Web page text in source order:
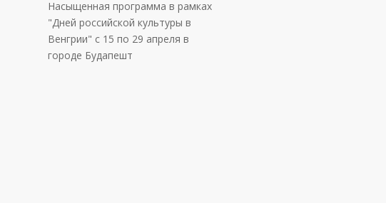
Насыщенная программа в рамках
"Дней российской культуры в
Венгрии" с 15 по 29 апреля в
городе Будапешт